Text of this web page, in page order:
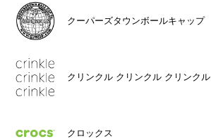
クーパーズタウンボールキャップ
クリンクル クリンクル クリンクル
クロックス